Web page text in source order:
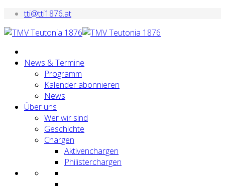
tti@tti1876.at
News & Termine
Programm
Kalender abonnieren
News
Über uns
Wer wir sind
Geschichte
Chargen
Aktivenchargen
Philisterchargen